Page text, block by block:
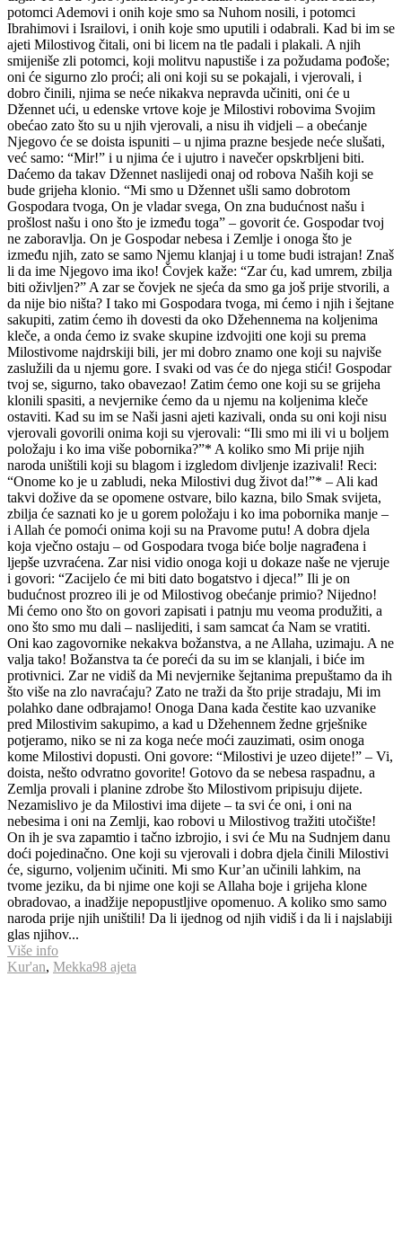
potomci Ademovi i onih koje smo sa Nuhom nosili, i potomci
Ibrahimovi i Israilovi, i onih koje smo uputili i odabrali. Kad bi im se
ajeti Milostivog čitali, oni bi licem na tle padali i plakali. A njih
smijeniše zli potomci, koji molitvu napustiše i za požudama pođoše;
oni će sigurno zlo proći; ali oni koji su se pokajali, i vjerovali, i
dobro činili, njima se neće nikakva nepravda učiniti, oni će u
Džennet ući, u edenske vrtove koje je Milostivi robovima Svojim
obećao zato što su u njih vjerovali, a nisu ih vidjeli – a obećanje
Njegovo će se doista ispuniti – u njima prazne besjede neće slušati,
već samo: “Mir!” i u njima će i ujutro i navečer opskrbljeni biti.
Daćemo da takav Džennet naslijedi onaj od robova Naših koji se
bude grijeha klonio. “Mi smo u Džennet ušli samo dobrotom
Gospodara tvoga, On je vladar svega, On zna budućnost našu i
prošlost našu i ono što je između toga” – govorit će. Gospodar tvoj
ne zaboravlja. On je Gospodar nebesa i Zemlje i onoga što je
između njih, zato se samo Njemu klanjaj i u tome budi istrajan! Znaš
li da ime Njegovo ima iko! Čovjek kaže: “Zar ću, kad umrem, zbilja
biti oživljen?” A zar se čovjek ne sjeća da smo ga još prije stvorili, a
da nije bio ništa? I tako mi Gospodara tvoga, mi ćemo i njih i šejtane
sakupiti, zatim ćemo ih dovesti da oko Džehennema na koljenima
kleče, a onda ćemo iz svake skupine izdvojiti one koji su prema
Milostivome najdrskiji bili, jer mi dobro znamo one koji su najviše
zaslužili da u njemu gore. I svaki od vas će do njega stići! Gospodar
tvoj se, sigurno, tako obavezao! Zatim ćemo one koji su se grijeha
klonili spasiti, a nevjernike ćemo da u njemu na koljenima kleče
ostaviti. Kad su im se Naši jasni ajeti kazivali, onda su oni koji nisu
vjerovali govorili onima koji su vjerovali: “Ili smo mi ili vi u boljem
položaju i ko ima više pobornika?”* A koliko smo Mi prije njih
naroda uništili koji su blagom i izgledom divljenje izazivali! Reci:
“Onome ko je u zabludi, neka Milostivi dug život da!”* – Ali kad
takvi dožive da se opomene ostvare, bilo kazna, bilo Smak svijeta,
zbilja će saznati ko je u gorem položaju i ko ima pobornika manje –
i Allah će pomoći onima koji su na Pravome putu! A dobra djela
koja vječno ostaju – od Gospodara tvoga biće bolje nagrađena i
ljepše uzvraćena. Zar nisi vidio onoga koji u dokaze naše ne vjeruje
i govori: “Zacijelo će mi biti dato bogatstvo i djeca!” Ili je on
budućnost prozreo ili je od Milostivog obećanje primio? Nijedno!
Mi ćemo ono što on govori zapisati i patnju mu veoma produžiti, a
ono što smo mu dali – naslijediti, i sam samcat ća Nam se vratiti.
Oni kao zagovornike nekakva božanstva, a ne Allaha, uzimaju. A ne
valja tako! Božanstva ta će poreći da su im se klanjali, i biće im
protivnici. Zar ne vidiš da Mi nevjernike šejtanima prepuštamo da ih
što više na zlo navraćaju? Zato ne traži da što prije stradaju, Mi im
polahko dane odbrajamo! Onoga Dana kada čestite kao uzvanike
pred Milostivim sakupimo, a kad u Džehennem žedne grješnike
potjeramo, niko se ni za koga neće moći zauzimati, osim onoga
kome Milostivi dopusti. Oni govore: “Milostivi je uzeo dijete!” – Vi,
doista, nešto odvratno govorite! Gotovo da se nebesa raspadnu, a
Zemlja provali i planine zdrobe što Milostivom pripisuju dijete.
Nezamislivo je da Milostivi ima dijete – ta svi će oni, i oni na
nebesima i oni na Zemlji, kao robovi u Milostivog tražiti utočište!
On ih je sva zapamtio i tačno izbrojio, i svi će Mu na Sudnjem danu
doći pojedinačno. One koji su vjerovali i dobra djela činili Milostivi
će, sigurno, voljenim učiniti. Mi smo Kur’an učinili lahkim, na
tvome jeziku, da bi njime one koji se Allaha boje i grijeha klone
obradovao, a inadžije nepopustljive opomenuo. A koliko smo samo
naroda prije njih uništili! Da li ijednog od njih vidiš i da li i najslabiji
glas njihov...
Više info
Kur'an, Mekka98 ajeta